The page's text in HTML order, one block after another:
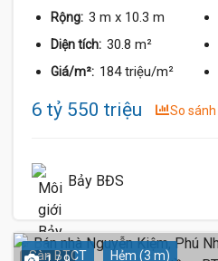
Rộng: 3 m x 10.3 m
Diện tích: 30.8 m²
Giá/m²: 184 triệu/m²
6 tỷ 550 triệu So sánh
Bảy BĐS
Sàn BTCT Hẻm (3 m)